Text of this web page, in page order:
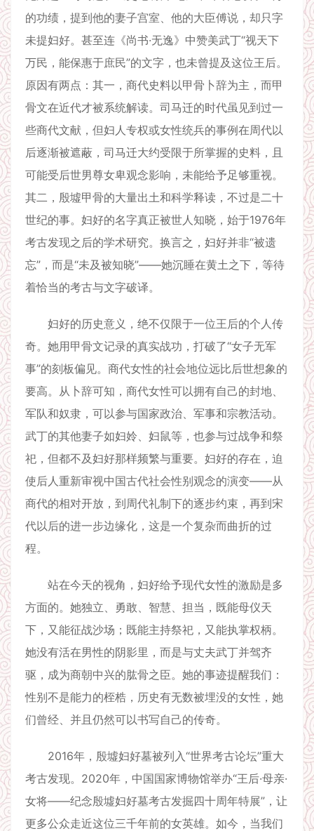
的功绩，提到他的妻子宫室、他的大臣傅说，却只字
未提妇好。甚至连《尚书·无逸》中赞美武丁“视天下
万民，能保惠于庶民”的文字，也未曾提及这位王后。
原因有两点：其一，商代史料以甲骨卜辞为主，而甲
骨文在近代才被系统解读。司马迁的时代虽见到过一
些商代文献，但妇人专权或女性统兵的事例在周代以
后逐渐被遮蔽，司马迁大约受限于所掌握的史料，且
可能受后世男尊女卑观念影响，未能给予足够重视。
其二，殷墟甲骨的大量出土和科学释读，不过是二十
世纪的事。妇好的名字真正被世人知晓，始于1976年
考古发现之后的学术研究。换言之，妇好并非“被遗
忘”，而是“未及被知晓”——她沉睡在黄土之下，等待
着恰当的考古与文字破译。
妇好的历史意义，绝不仅限于一位王后的个人传
奇。她用甲骨文记录的真实战功，打破了“女子无军
事”的刻板偏见。商代女性的社会地位远比后世想象的
要高。从卜辞可知，商代女性可以拥有自己的封地、
军队和奴隶，可以参与国家政治、军事和宗教活动。
武丁的其他妻子如妇姈、妇鼠等，也参与过战争和祭
祀，但都不及妇好那样频繁与重要。妇好的存在，迫
使后人重新审视中国古代社会性别观念的演变——从
商代的相对开放，到周代礼制下的逐步约束，再到宋
代以后的进一步边缘化，这是一个复杂而曲折的过
程。
站在今天的视角，妇好给予现代女性的激励是多
方面的。她独立、勇敢、智慧、担当，既能母仪天
下，又能征战沙场；既能主持祭祀，又能执掌权柄。
她没有活在男性的阴影里，而是与丈夫武丁并驾齐
驱，成为商朝中兴的肱骨之臣。她的事迹提醒我们：
性别不是能力的桎梏，历史有无数被埋没的女性，她
们曾经、并且仍然可以书写自己的传奇。
2016年，殷墟妇好墓被列入“世界考古论坛”重大
考古发现。2020年，中国国家博物馆举办“王后·母亲·
女将——纪念殷墟妇好墓考古发掘四十周年特展”，让
更多公众走近这位三千年前的女英雄。如今，当我们